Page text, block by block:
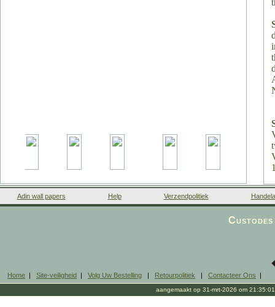
Adin wall papers Help Verzendpolitiek
Home | Site-veiligheid | Volg Uw Bestelling | Retourpolitiek | Contacteer Ons |
aangemaakt op 31-mrt-2026 om